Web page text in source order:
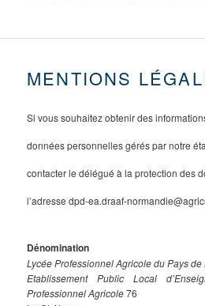
MENTIONS
Si vous souhaitez obtenir des
données personnelles gérés par notre
contacter le délégué à la protection des
l’adresse dpd-ea.draaf-
Dénomination
Lycée Professionnel Agricole du Pays de
Etablissement Public Local
Professionnel Agricole76